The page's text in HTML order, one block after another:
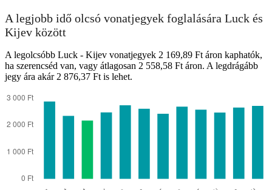
A legjobb idő olcsó vonatjegyek foglalására Luck és
Kijev között
A legolcsóbb Luck - Kijev vonatjegyek 2 169,89 Ft áron kaphatók,
ha szerencséd van, vagy átlagosan 2 558,58 Ft áron. A legdrágább
jegy ára akár 2 876,37 Ft is lehet.